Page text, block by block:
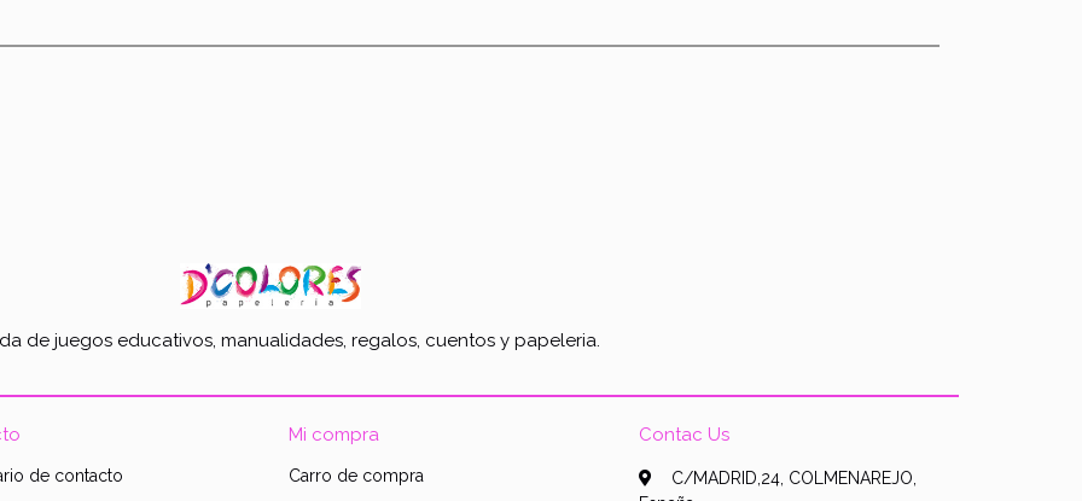
de juegos educativos, manualidades, regalos, cuentos y papeleria.
de contacto
Mi compra
Carro de compra
Contac Us
C/MADRID,24, COLMENAREJO,